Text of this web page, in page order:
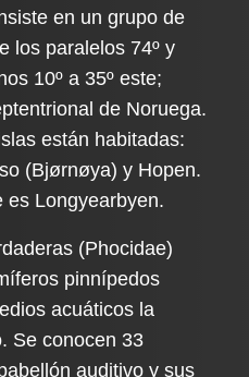
en un grupo de
los paralelos 74º y
10º a 35º este;
de Noruega.
están habitadas:
(Bjørnøya) y Hopen.
es Longyearbyen.
(Phocidae)
pinnípedos
acuáticos la
Se conocen 33
auditivo y sus